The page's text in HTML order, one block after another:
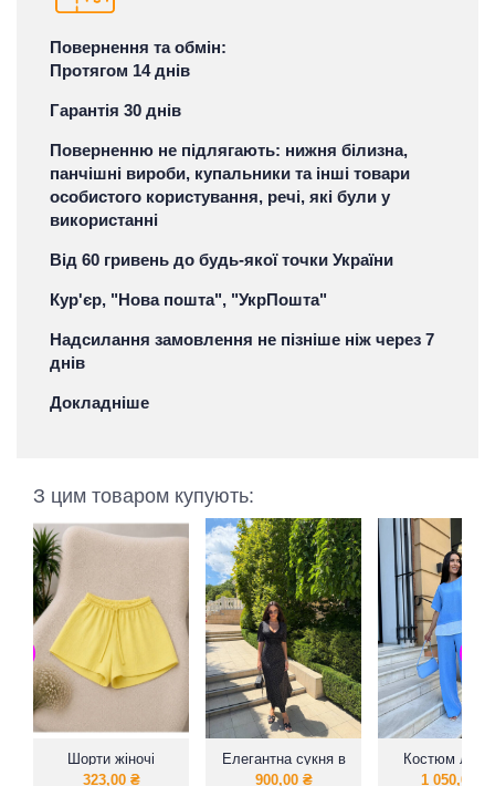
Повернення та обмін:
Протягом 14 днів
Гарантія 30 днів
Поверненню не підлягають: нижня білизна,
панчішні вироби, купальники та інші товари
особистого користування, речі, які були у
використанні
Від 60 гривень до будь-якої точки України
Кур'єр, "Нова пошта", "УкрПошта"
Надсилання замовлення не пізніше ніж через 7
днів
Докладніше
З цим товаром купують:
Шорти жіночі
323,00 ₴
Елегантна сукня в
довжині максі
900,00 ₴
Костюм
жатого
1 050,00